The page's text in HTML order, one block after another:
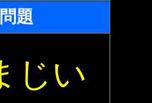
問題
じい